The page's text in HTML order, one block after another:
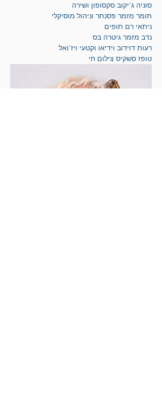
סוניה ג'יקוב סקסופון ושירה
תומר מזמר פסנתר וניהול מוסיקלי
ניתאי רם תופים
נדב מזמר גיטרה בס
רעות דוידוב וידיאו וקטעי ויז'ואל
טופז סשקיס צילום חי